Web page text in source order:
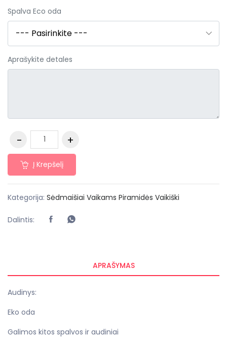
Spalva Eco oda
Aprašykite detales
Į Krepšelį
Kategorija: Sėdmaišiai Vaikams Piramidės Vaikiški
Dalintis:
APRAŠYMAS
Audinys:
Eko oda
Galimos kitos spalvos ir audiniai